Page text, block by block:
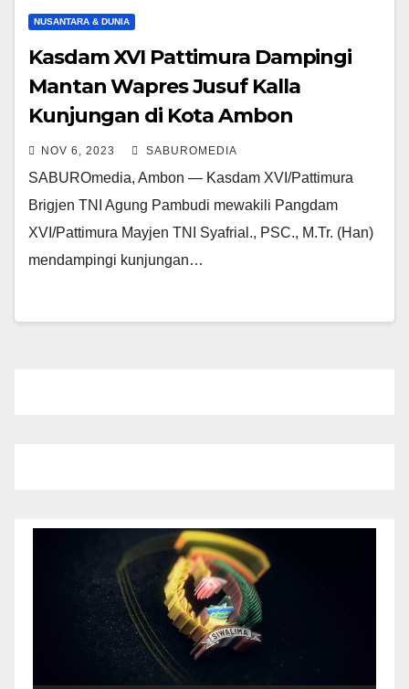
NUSANTARA & DUNIA
Kasdam XVI Pattimura Dampingi
Mantan Wapres Jusuf Kalla
Kunjungan di Kota Ambon
NOV 6, 2023 SABUROMEDIA
SABUROmedia, Ambon — Kasdam XVI/Pattimura
Brigjen TNI Agung Pambudi mewakili Pangdam
XVI/Pattimura Mayjen TNI Syafrial., PSC., M.Tr. (Han)
mendampingi kunjungan…